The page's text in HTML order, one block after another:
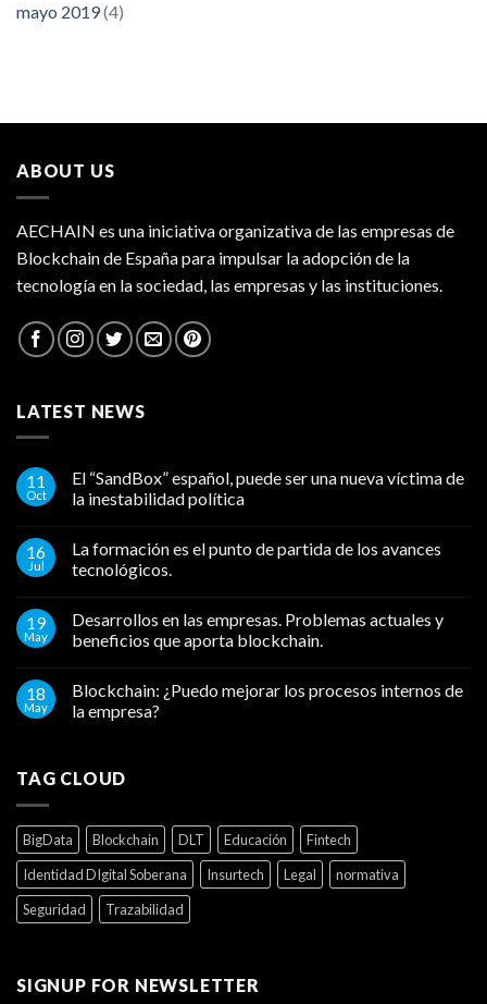
mayo 2019(4)
ABOUT US
AECHAIN es una iniciativa organizativa de las empresas de
Blockchain de España para impulsar la adopción de la
tecnología en la sociedad, las empresas y las instituciones.
LATEST NEWS
11
Oct
El “SandBox” español, puede ser una nueva víctima de
la inestabilidad política
16
Jul
La formación es el punto de partida de los avances
tecnológicos.
19
May
Desarrollos en las empresas. Problemas actuales y
beneficios que aporta blockchain.
18
May
Blockchain: ¿Puedo mejorar los procesos internos de
la empresa?
TAG CLOUD
BigData Blockchain DLT Educación
Fintech
Identidad DIgital Soberana
Insurtech Legal
normativa
Seguridad
Trazabilidad
SIGNUP FOR NEWSLETTER